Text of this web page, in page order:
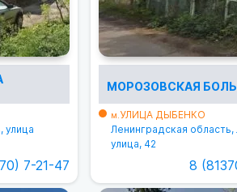
улица
7-21-47
МОРОЗОВСКАЯ
м.УЛИЦА ДЫБЕНКО
Ленинградская
улица, 42
8